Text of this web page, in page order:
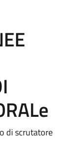
di scrutatore